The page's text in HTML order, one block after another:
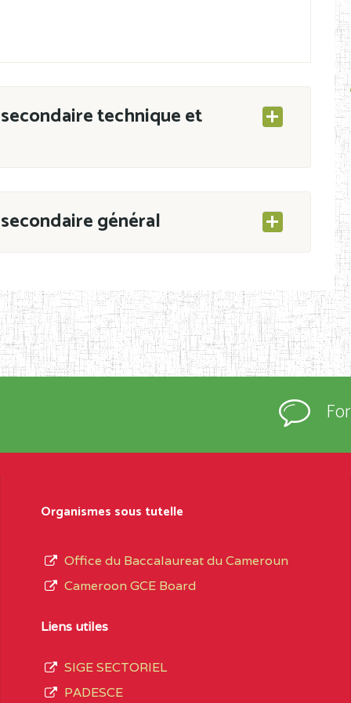
technique et
général
CAB du 21 mars 2011 portant ouverture
Secondaire et Normal (RNE),
immatriculés et inscrits au
à la connaissance du grand public.
et Arrondissement ; suivent les
et d’ouverture, le nom du fondateur
sous-système, le type d’enseignement
Généralau terme des opérations
Organismes sous tutelle
Office du Baccalaureat du Cameroun
Cameroon GCE Board
Liens utiles
SIGE SECTORIEL
PADESCE